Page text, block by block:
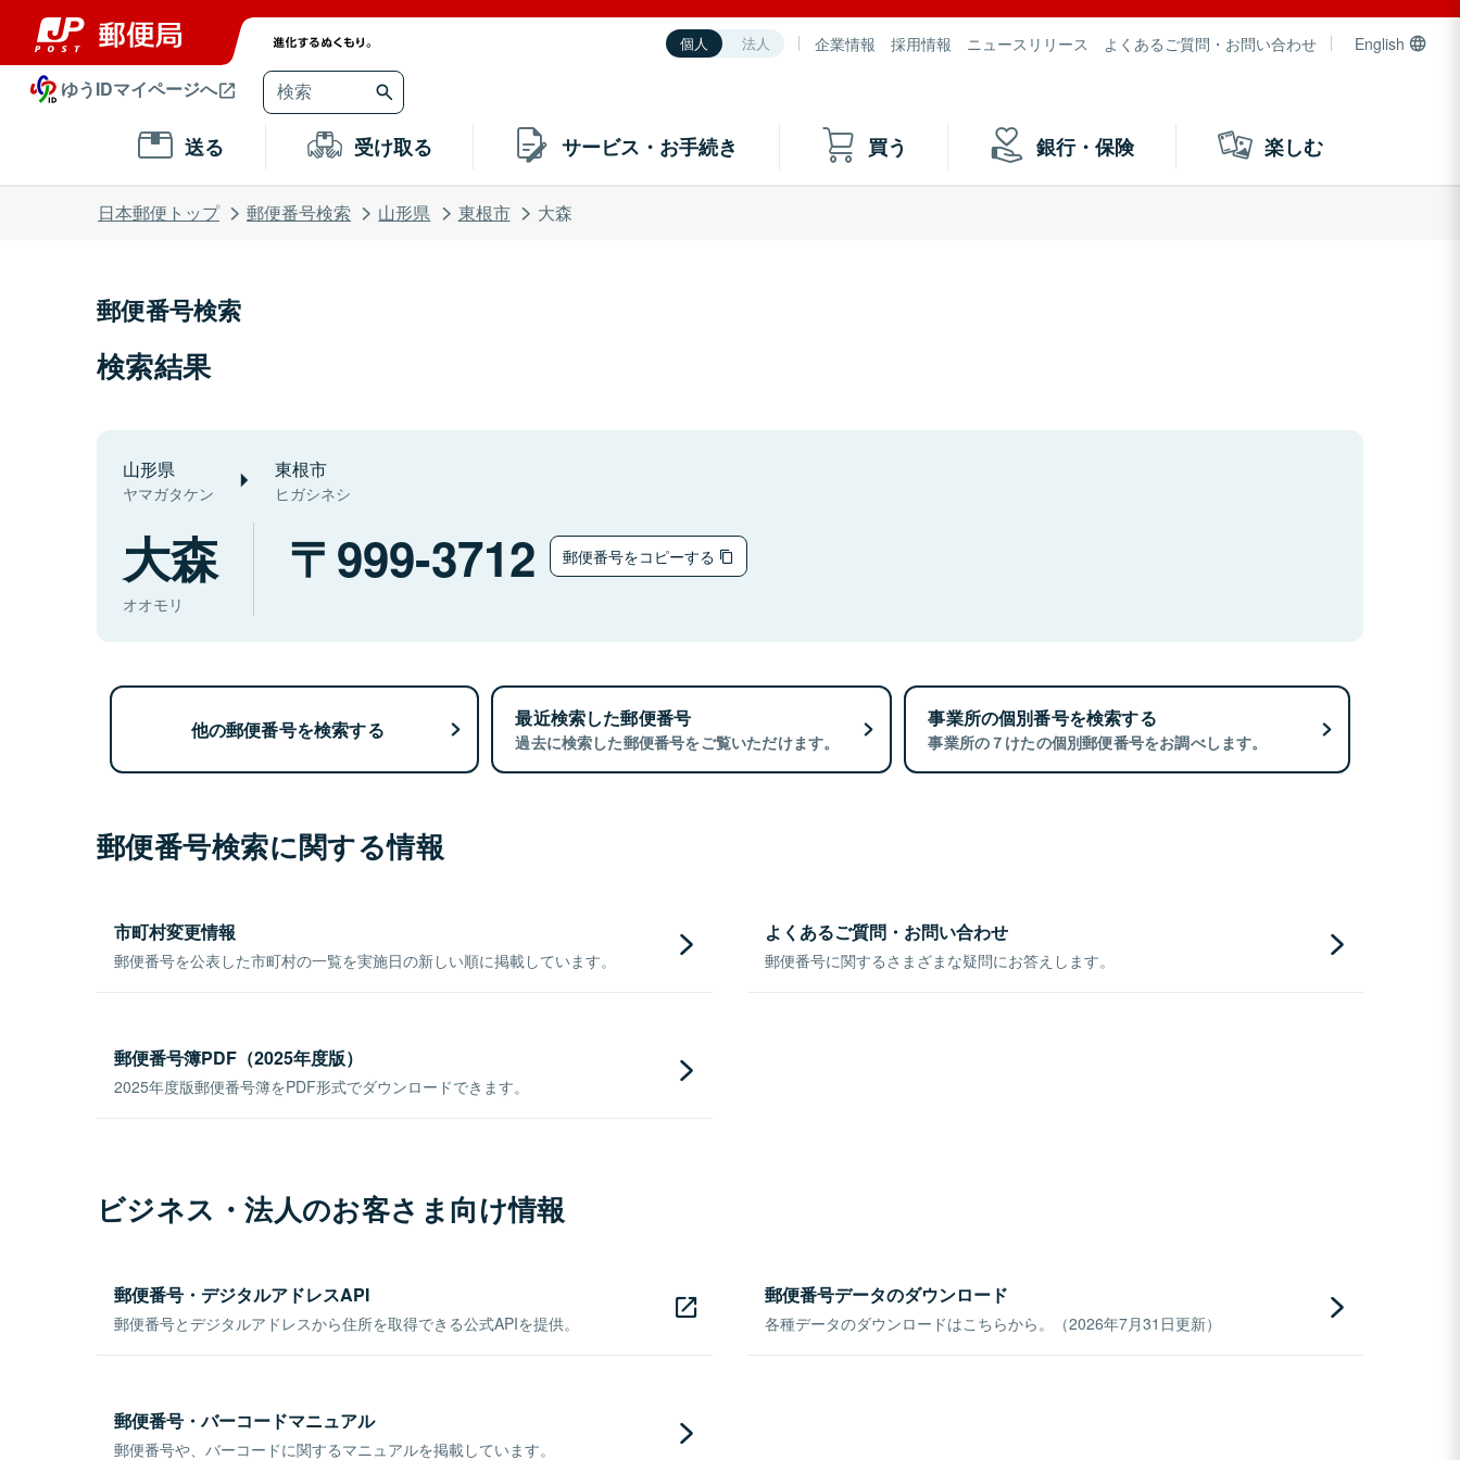
個人 法人 企業情報 採用情報 ニュースリリース よくあるご質問・お問い合わせ English
ゆうIDマイページへ
送る 受け取る サービス・お手続き 買う 銀行・保険 楽しむ
日本郵便トップ 郵便番号検索 山形県 東根市 大森
郵便番号検索
検索結果
山形県
ヤマガタケン
東根市
ヒガシネシ
大森
オオモリ
999-3712 郵便番号をコピーする
他の郵便番号を検索する 最近検索した郵便番号
過去に検索した郵便番号をご覧いただけます。
事業所の個別番号を検索する
事業所の７けたの個別郵便番号をお調べします。
郵便番号検索に関する情報
市町村変更情報
郵便番号を公表した市町村の一覧を実施日の新しい順に掲載しています。
よくあるご質問・お問い合わせ
郵便番号に関するさまざまな疑問にお答えします。
郵便番号簿PDF（2025年度版）
2025年度版郵便番号簿をPDF形式でダウンロードできます。
ビジネス・法人のお客さま向け情報
郵便番号・デジタルアドレスAPI
郵便番号とデジタルアドレスから住所を取得できる公式APIを提供。
郵便番号データのダウンロード
各種データのダウンロードはこちらから。（2026年7月31日更新）
郵便番号・バーコードマニュアル
郵便番号や、バーコードに関するマニュアルを掲載しています。